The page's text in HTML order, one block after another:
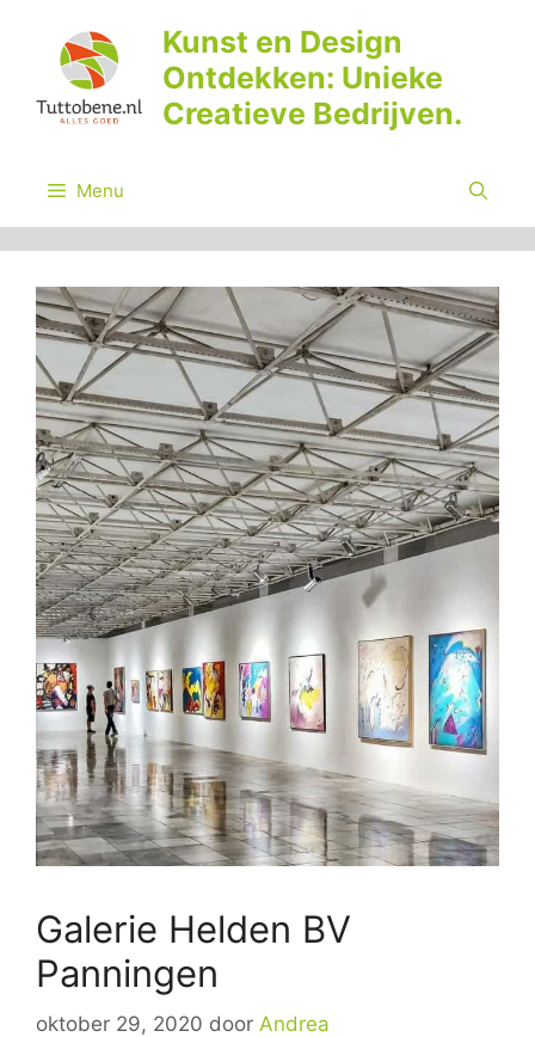
inhoud
Kunst en Design
Ontdekken: Unieke
Creatieve Bedrijven.
Menu
Galerie Helden BV
Panningen
oktober 29, 2020 door Andrea